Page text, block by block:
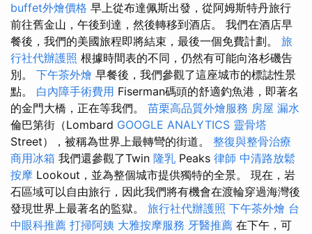
buffet外燴價格 早上從布達佩斯出發，從阿姆斯特丹旅行
前往舊金山，午後到達，然後轉移到酒店。 我們在酒店早
餐後，我們的美國旅程即將結束，最後一個免費計劃。 旅
行社代辦護照 根據時間表的不同，仍然有可能向洛杉磯告
別。 下午茶外燴 早餐後，我們參觀了這座城市的標誌性景
點。 白內障手術費用 Fiserman碼頭的舒適釣魚港，即著名
的金門大橋，正在等我們。 苗栗高品質外燴服務 房屋 漏水
倫巴第街（Lombard GOOGLE ANALYTICS 靈骨塔
Street），被稱為世界上最轉彎的街道。 整復與整骨治療
商用冰箱 我們還參觀了Twin 隆乳 Peaks 律師 中清路放鬆
按摩 Lookout，並為整個城市提供獨特的全景。 現在，岩
石區域可以自由旅行，因此我們將有機會在渡輪穿過海灣後
發現世界上最著名的監獄。 旅行社代辦護照 下午茶外燴 台
中眼科推薦 打掃阿姨 大雅按摩服務 牙醫推薦 在下午，可